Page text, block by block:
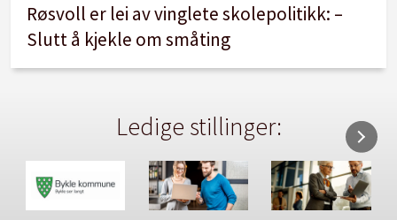
Røsvoll er lei av vinglete skolepolitikk: –
Slutt å kjekle om småting
Ledige stillinger: